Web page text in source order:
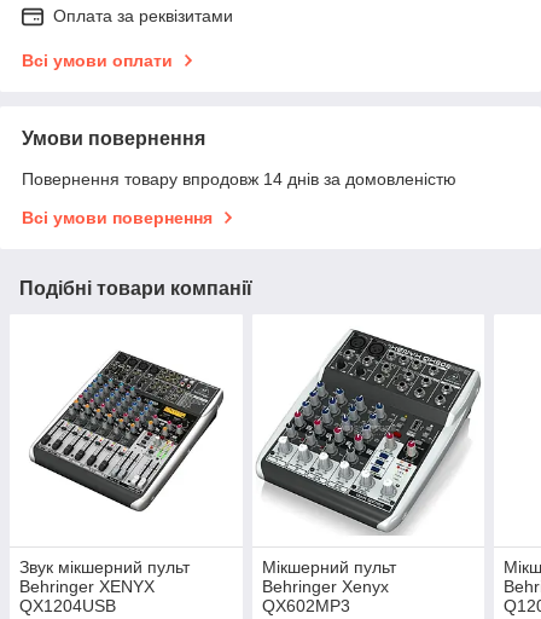
Оплата за реквізитами
Всі умови оплати
Умови повернення
Повернення товару впродовж 14 днів за домовленістю
Всі умови повернення
Подібні товари компанії
Звук мікшерний пульт
Behringer XENYX
QX1204USB
Мікшерний пульт
Behringer Xenyx
QX602MP3